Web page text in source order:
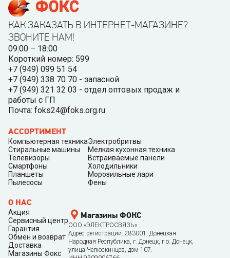
КАК ЗАКАЗАТЬ В ИНТЕРНЕТ-МАГАЗИНЕ?
ЗВОНИТЕ НАМ!
09:00 – 18:00
Короткий номер: 599
+7 (949) 099 51 54
+7 (949) 338 70 70 - запасной
+7 (949) 321 32 03 - отдел оптовых продаж и
работы с ГП
Почта: foks24@foks.org.ru
АССОРТИМЕНТ
Компьютерная техника
Стиральные машины
Телевизоры
Смартфоны
Планшеты
Пылесосы
Электробритвы
Мелкая кухонная техника
Встраиваемые панели
Холодильники
Морозильные лари
Фены
О НАС
Акция
Сервисный центр
Гарантия
Обмен и возврат
Доставка
Магазины Фокс
Магазины ФОКС
ООО «ЭЛЕКТРОСВЯЗЬ»
Адрес регистрации: 283001, Донецкая
Народная Республика, г. Донецк, г.о. Донецк,
улица Челюскинцев, дом 107.